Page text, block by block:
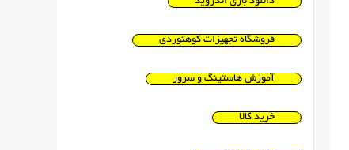
فروشگاه تجهیزات کوهنوردی
آموزش هاستینگ و سرور
خرید کالا